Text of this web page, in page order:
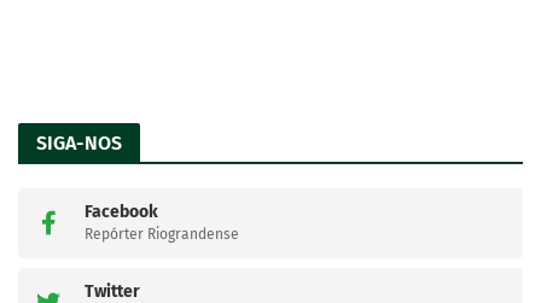
SIGA-NOS
Facebook
Repórter Riograndense
Twitter